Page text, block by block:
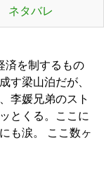
ネタバレ
済を制するもの
す梁山泊だが、
李媛兄弟のスト
とくる。ここに
も涙。 ここ数ヶ